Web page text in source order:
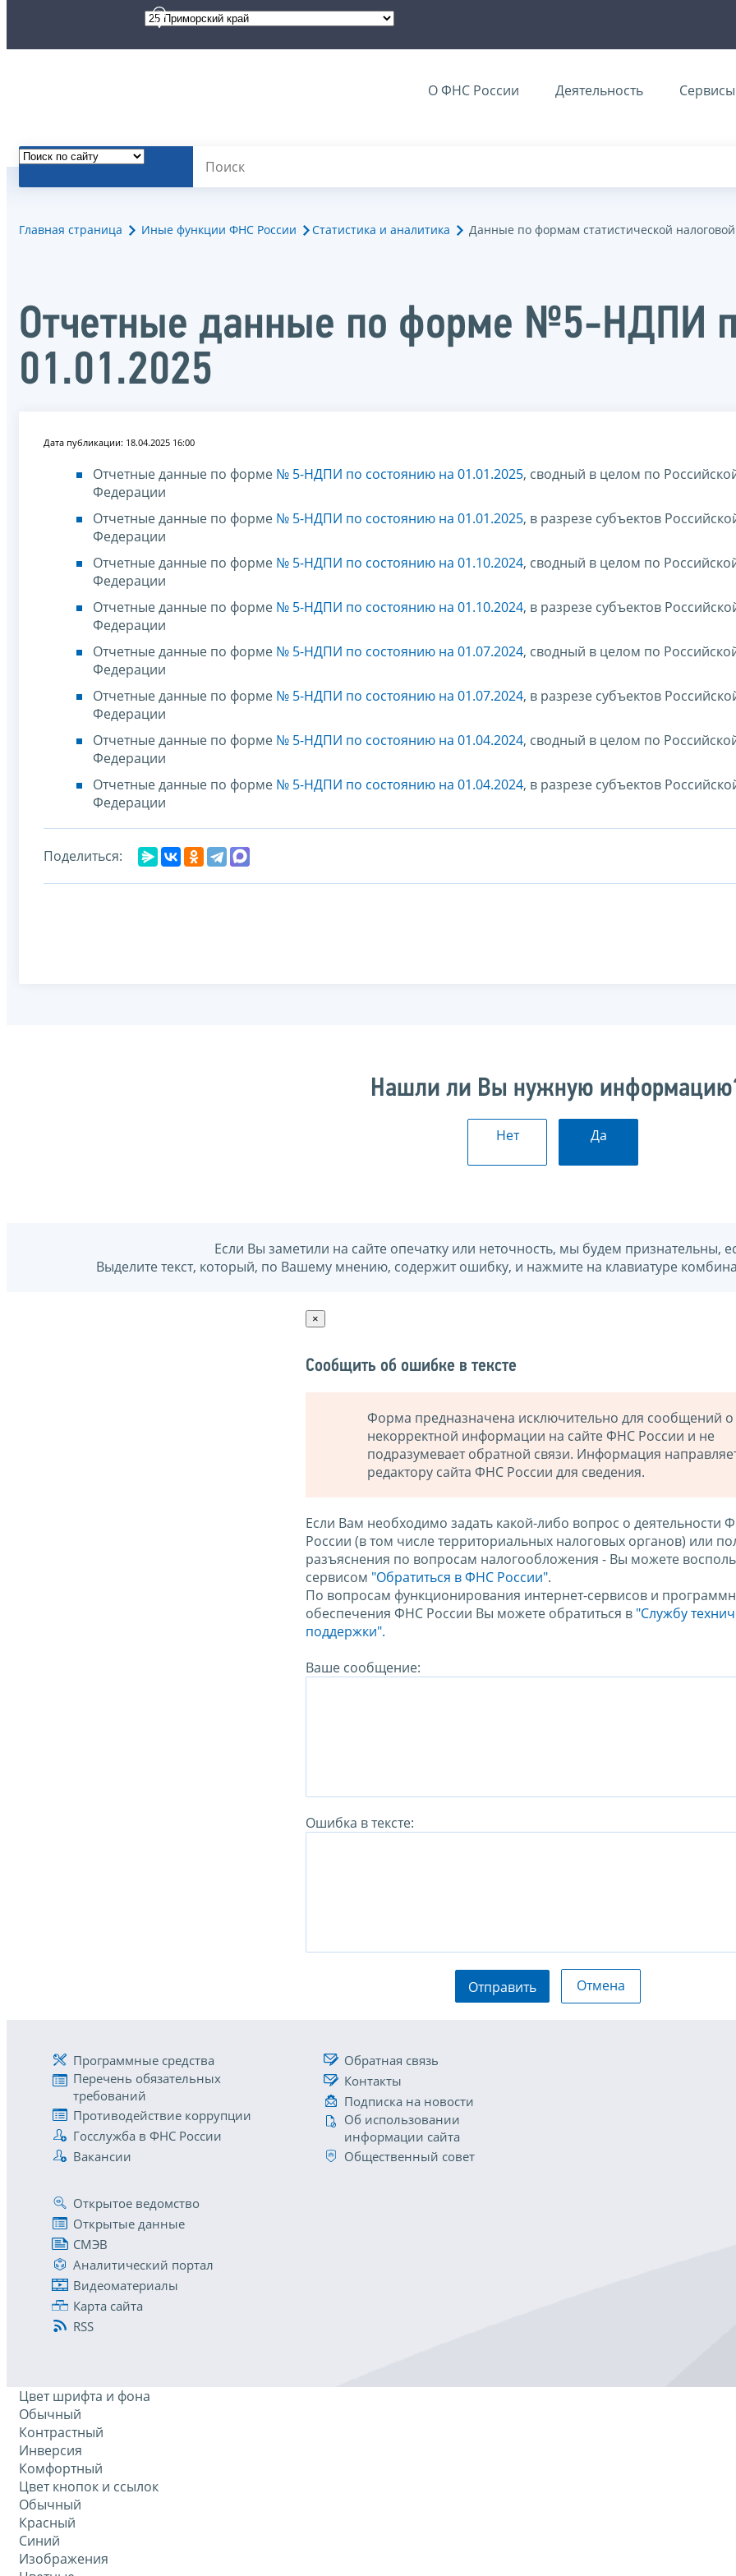
О ФНС России Деятельность Сервисы
Главная страница Иные функции ФНС России Статистика и аналитика Данные по формам статистической налоговой
Отчетные данные по форме №5-НДПИ
01.01.2025
Дата публикации: 18.04.2025 16:00
Отчетные данные по форме № 5-НДПИ по состоянию на 01.01.2025, сводный в целом по
Федерации
Отчетные данные по форме № 5-НДПИ по состоянию на 01.01.2025, в разрезе субъектов
Федерации
Отчетные данные по форме № 5-НДПИ по состоянию на 01.10.2024, сводный в целом по
Федерации
Отчетные данные по форме № 5-НДПИ по состоянию на 01.10.2024, в разрезе субъектов
Федерации
Отчетные данные по форме № 5-НДПИ по состоянию на 01.07.2024, сводный в целом по
Федерации
Отчетные данные по форме № 5-НДПИ по состоянию на 01.07.2024, в разрезе субъектов
Федерации
Отчетные данные по форме № 5-НДПИ по состоянию на 01.04.2024, сводный в целом по
Федерации
Отчетные данные по форме № 5-НДПИ по состоянию на 01.04.2024, в разрезе субъектов
Федерации
Поделиться:
Нашли ли Вы нужную
Нет Да
Если Вы заметили на сайте опечатку или неточность, мы будем признательны,
Выделите текст, который, по Вашему мнению, содержит ошибку, и нажмите на клавиатуре
×
Сообщить об ошибке в тексте
Форма предназначена исключительно для сообщений о
некорректной информации на сайте ФНС России и не
подразумевает обратной связи. Информация
редактору сайта ФНС России для сведения.
Если Вам необходимо задать какой-либо вопрос о деятельности
России (в том числе территориальных налоговых органов) или
разъяснения по вопросам налогообложения - Вы можете
сервисом "Обратиться в ФНС России".
По вопросам функционирования интернет-сервисов и
обеспечения ФНС России Вы можете обратиться в "Службу
поддержки".
Ваше сообщение:
Ошибка в тексте:
Отправить Отмена
Программные средства
Перечень обязательных
требований
Противодействие коррупции
Госслужба в ФНС России
Вакансии
Обратная связь
Контакты
Подписка на новости
Об использовании
информации сайта
Общественный совет
Открытое ведомство
Открытые данные
СМЭВ
Аналитический портал
Видеоматериалы
Карта сайта
RSS
Цвет шрифта и фона
Обычный
Контрастный
Инверсия
Комфортный
Цвет кнопок и ссылок
Обычный
Красный
Синий
Изображения